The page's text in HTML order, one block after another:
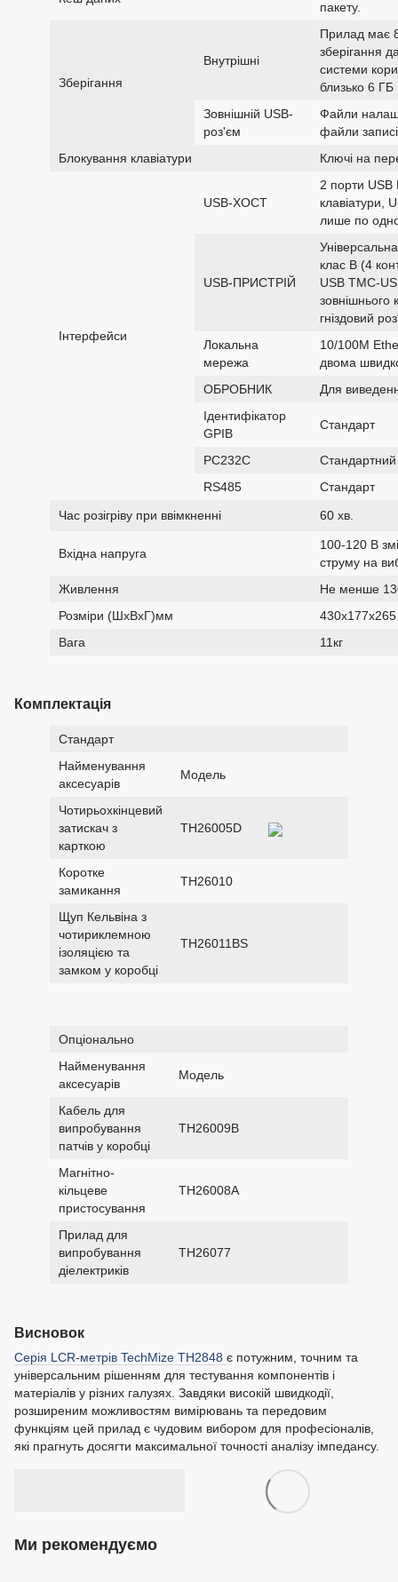
пакету.
Зберігання
Внутрішні
Прилад має
зберігання
системи
близько 6 ГБ
Зовнішній USB-
роз'єм
Файли
файли
Блокування клавіатури
Ключі на
Інтерфейси
USB-ХОСТ
2 порти USB
клавіатури,
лише по
USB-ПРИСТРІЙ
клас B (4
USB TMC-
зовнішнього
гніздовий
Локальна
мережа
10/100M
двома
ОБРОБНИК
Для
Ідентифікатор
GPIB
Стандарт
РС232С
RS485
Стандарт
Час розігріву при ввімкненні
60 хв.
Вхідна напруга
100-120 В
струму на
Живлення
Не менше
Розміри (ШxВxГ)мм
430х177х265
Вага
11кг
Комплектація
Стандарт
Найменування
аксесуарів
Модель
Чотирьохкінцевий
затискач з
карткою
TH26005D
Коротке
замикання
TH26010
Щуп Кельвіна з
чотириклемною
ізоляцією та
замком у коробці
TH26011BS
Опціонально
Найменування
аксесуарів
Модель
Кабель для
випробування
патчів у коробці
TH26009B
Магнітно-
кільцеве
пристосування
TH26008A
Прилад для
випробування
діелектриків
TH26077
Висновок
Серія LCR-метрів TechMize TH2848 є потужним, точним та
універсальним рішенням для тестування компонентів і
матеріалів у різних галузях. Завдяки високій швидкодії,
розширеним можливостям вимірювань та передовим
функціям цей прилад є чудовим вибором для професіоналів,
які прагнуть досягти максимальної точності аналізу імпедансу.
Ми рекомендуємо